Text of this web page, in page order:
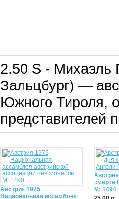
2.50 S - Михаэль
Зальцбург) —
Южного Тироля,
представителей
Австрия 1975
Национальная ассамблея
смерти
М: 1494